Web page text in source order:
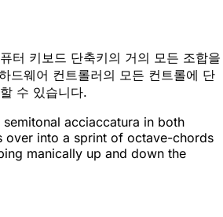
터 키보드 단축키의 거의 모든 조합을
드웨어 컨트롤러의 모든 컨트롤에 단
수 있습니다.
acciaccatura in both
over into a sprint of octave-chords
manically up and down the